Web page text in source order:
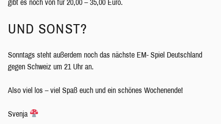
gibt es noch von für 20,00 – 35,00 Euro.
UND SONST?
Sonntags steht außerdem noch das nächste EM- Spiel Deutschland
gegen Schweiz um 21 Uhr an.
Also viel los – viel Spaß euch und ein schönes Wochenende!
Svenja